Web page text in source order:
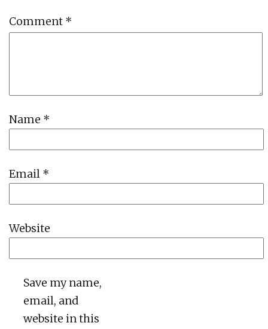
Comment *
Name *
Email *
Website
Save my name,
email, and
website in this